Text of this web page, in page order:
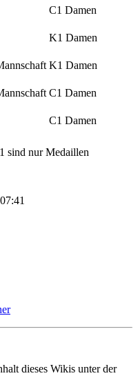
C1 Damen
K1 Damen
K1 Damen
C1 Damen
C1 Damen
sind nur Medaillen
dieses Wikis unter der